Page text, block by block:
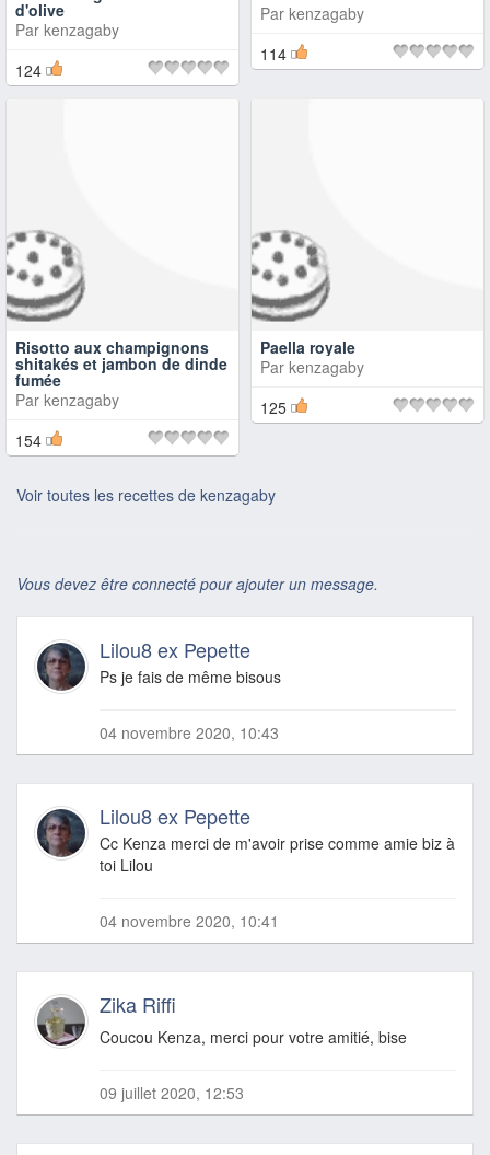
d'olive
Par kenzagaby
124
Par kenzagaby
114
Risotto aux champignons
shitakés et jambon de dinde
fumée
Par kenzagaby
154
Paella royale
Par kenzagaby
125
Voir toutes les recettes de kenzagaby
Vous devez être connecté pour ajouter un message.
Lilou8 ex Pepette
Ps je fais de même bisous
04 novembre 2020, 10:43
Lilou8 ex Pepette
Cc Kenza merci de m'avoir prise comme amie biz à
toi Lilou
04 novembre 2020, 10:41
Zika Riffi
Coucou Kenza, merci pour votre amitié, bise
09 juillet 2020, 12:53